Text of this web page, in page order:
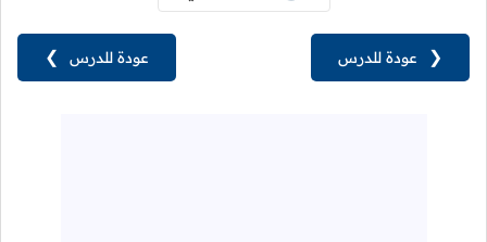
عودة للدرس ❯ ❮ عودة للدرس